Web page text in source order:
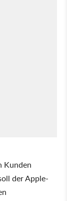
Kunden
der Apple-